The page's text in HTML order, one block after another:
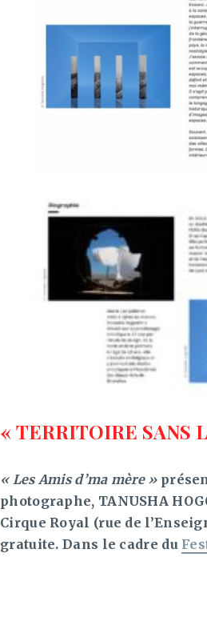
« TERRITOIRE SANS
« Les Amis d’ma mère »
photographe, TANUSHA
Cirque Royal (rue de
gratuite. Dans le cadre du